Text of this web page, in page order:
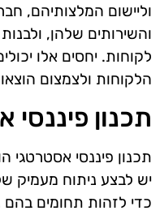
וליישום המלצותיהם,
והשירותים שלהן,
לקוחות. יחסים אלו
הלקוחות ולצמצום
תכנון פיננסי
תכנון פיננסי אסטרטגי
יש לבצע ניתוח מעמיק
כדי לזהות תחומים בהם